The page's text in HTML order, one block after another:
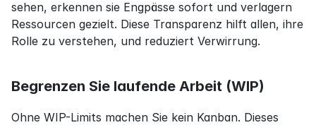
sehen, erkennen sie Engpässe sofort und verlagern
Ressourcen gezielt. Diese Transparenz hilft allen, ihre
Rolle zu verstehen, und reduziert Verwirrung.
Begrenzen Sie laufende Arbeit (WIP)
Ohne WIP-Limits machen Sie kein Kanban. Dieses